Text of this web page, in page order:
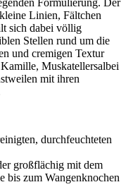
Formulierung. Der
Linien, Fältchen
sich dabei völlig
Stellen rund um die
und cremigen Textur
Muskatellersalbei
mit ihren
durchfeuchteten
großflächig mit dem
bis zum Wangenknochen